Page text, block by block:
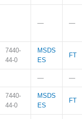
— —
7440-
44-0
MSDS
ES
FT
— —
7440-
44-0
MSDS
ES
FT